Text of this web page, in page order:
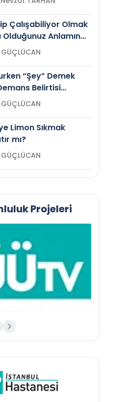
Çalışabiliyor Olmak
Olduğunuz Anlamına
Zeynep GÜÇLÜCAN
“Şey” Demek
Belirtisi
mi?
Zeynep GÜÇLÜCAN
Limon Sıkmak
mı?
Zeynep GÜÇLÜCAN
Projeleri